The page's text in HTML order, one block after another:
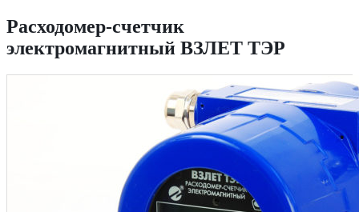
Расходомер-счетчик
электромагнитный ВЗЛЕТ ТЭР